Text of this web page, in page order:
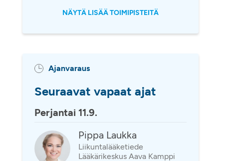
NÄYTÄ LISÄÄ TOIMIPISTEITÄ
Ajanvaraus
Seuraavat vapaat ajat
Perjantai 11.9.
Pippa Laukka
Liikuntalääketiede
Lääkärikeskus Aava Kamppi